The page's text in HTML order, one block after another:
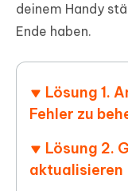
deinem Handy
Ende haben.
Lösung 1.
Fehler zu
Lösung 2.
aktualisieren